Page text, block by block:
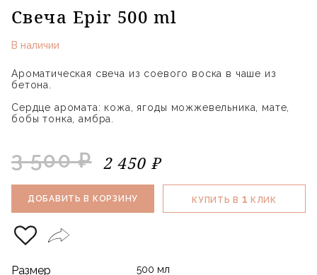
Свеча Epir 500 ml
В наличии
Ароматическая свеча из соевого воска в чаше из
бетона.
Сердце аромата: кожа, ягоды можжевельника, мате,
бобы тонка, амбра.
3 500 ₽ 2 450 ₽
ДОБАВИТЬ В КОРЗИНУ КУПИТЬ В 1 КЛИК
Размер 500 мл